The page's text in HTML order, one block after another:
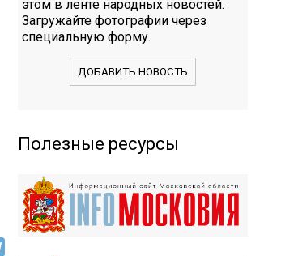
этом в ленте народных новостей.
Загружайте фотографии через
специальную форму.
ДОБАВИТЬ НОВОСТЬ
Полезные ресурсы